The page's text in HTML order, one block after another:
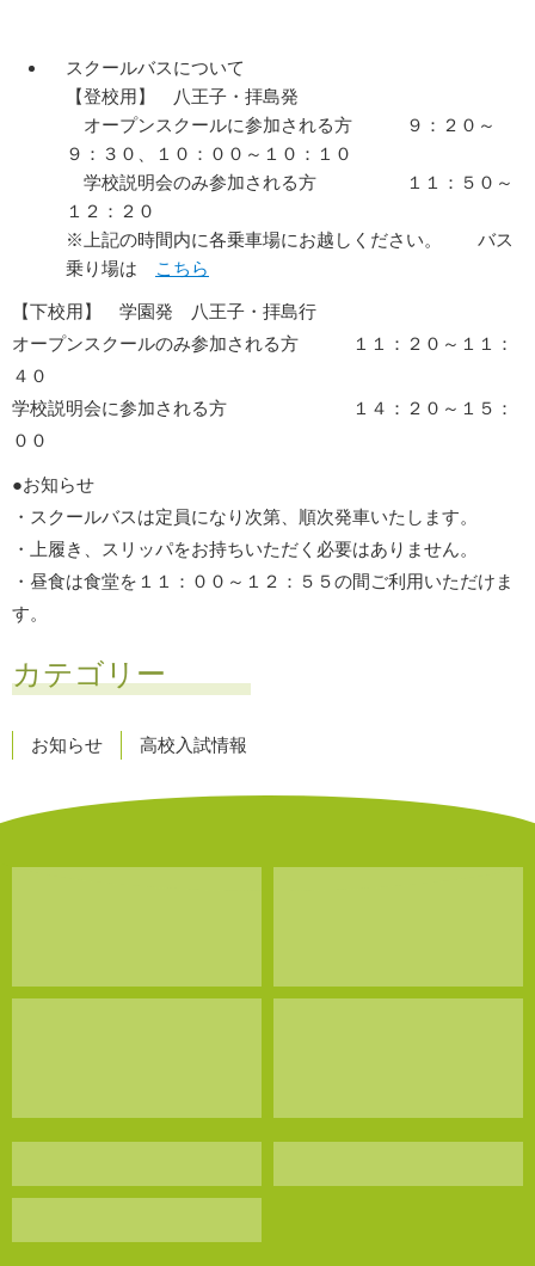
スクールバスについて
【登校用】 八王子・拝島発
オープンスクールに参加される方 ９：２０～
９：３０、１０：００～１０：１０
学校説明会のみ参加される方 １１：５０～
１２：２０
※上記の時間内に各乗車場にお越しください。 バス
乗り場は
こちら
【下校用】 学園発 八王子・拝島行
オープンスクールのみ参加される方 １１：２０～１１：
４０
学校説明会に参加される方 １４：２０～１５：
００
●お知らせ
・スクールバスは定員になり次第、順次発車いたします。
・上履き、スリッパをお持ちいただく必要はありません。
・昼食は食堂を１１：００～１２：５５の間ご利用いただけま
す。
カテゴリー
お知らせ 高校入試情報